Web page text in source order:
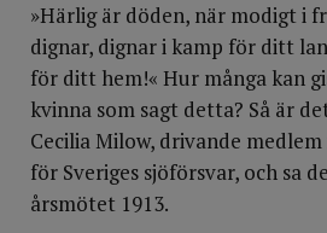
»Härlig är döden, när modigt i
dignar, dignar i kamp för ditt
för ditt hem!« Hur många kan
kvinna som sagt detta? Så är
Cecilia Milow, drivande
för Sveriges sjöförsvar, och sa
årsmötet 1913.